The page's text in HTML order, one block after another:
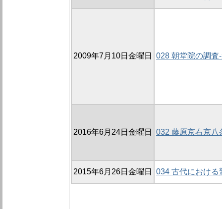
2009年7月10日金曜日 028 朝堂院の調査
2016年6月24日金曜日 032 藤原京右京八
2015年6月26日金曜日 034 古代における